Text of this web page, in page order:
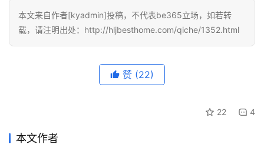
本文来自作者[kyadmin]投稿，不代表be365立场，如若转
载，请注明出处：http://hljbesthome.com/qiche/1352.html
赞 (22)
22 4
本文作者